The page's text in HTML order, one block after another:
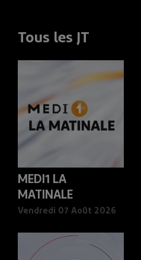
Tous les JT
MEDI1 LA
MATINALE
Vendredi 07 Août 2026